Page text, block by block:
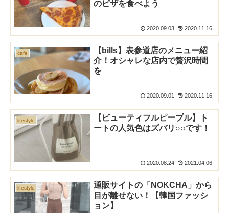
のピザを食べよう
2020.09.03 2020.11.16
cafe
【bills】表参道店のメニュー紹
介！オシャレな店内で贅沢時間
を
2020.09.01 2020.11.16
lifestyle
【ビューティフルピープル】ト
ートの人気色はズバリ○○です！
2020.08.24 2021.04.06
lifestyle
通販サイトの「NOKCHA」から
目が離せない！【韓国ファッシ
ョン】